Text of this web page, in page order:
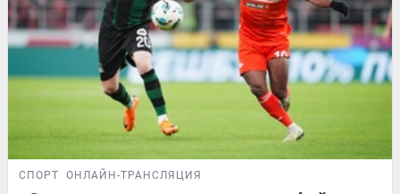
СПОРТ ОНЛАЙН-ТРАНСЛЯЦИЯ